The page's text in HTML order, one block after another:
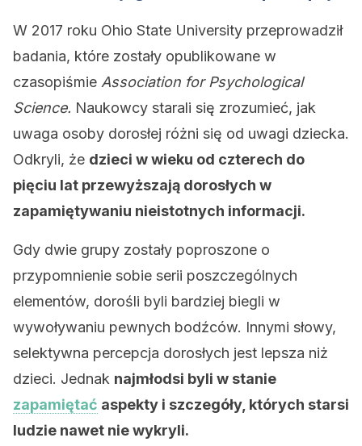
W 2017 roku Ohio State University przeprowadził
badania, które zostały opublikowane w
czasopiśmie Association for Psychological
Science. Naukowcy starali się zrozumieć, jak
uwaga osoby dorosłej różni się od uwagi dziecka.
Odkryli, że dzieci w wieku od czterech do
pięciu lat przewyższają dorosłych w
zapamiętywaniu nieistotnych informacji.
Gdy dwie grupy zostały poproszone o
przypomnienie sobie serii poszczególnych
elementów, dorośli byli bardziej biegli w
wywoływaniu pewnych bodźców. Innymi słowy,
selektywna percepcja dorosłych jest lepsza niż
dzieci. Jednak najmłodsi byli w stanie
zapamiętać aspekty i szczegóły, których starsi
ludzie nawet nie wykryli.